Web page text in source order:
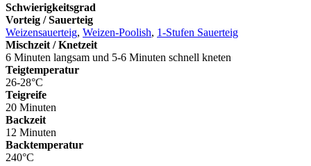
Schwierigkeitsgrad
Vorteig / Sauerteig
Weizensauerteig, Weizen-Poolish, 1-Stufen Sauerteig
Mischzeit / Knetzeit
6 Minuten langsam und 5-6 Minuten schnell kneten
Teigtemperatur
26-28°C
Teigreife
20 Minuten
Backzeit
12 Minuten
Backtemperatur
240°C